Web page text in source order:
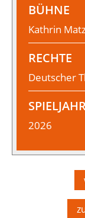
BÜHNE
Kathrin
RECHTE
Deutscher
2026